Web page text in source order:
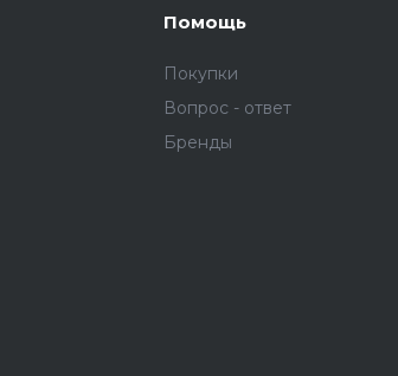
Помощь
Покупки
Вопрос - ответ
Бренды